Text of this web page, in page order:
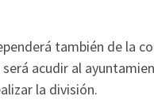
también de la
acudir al
la división.